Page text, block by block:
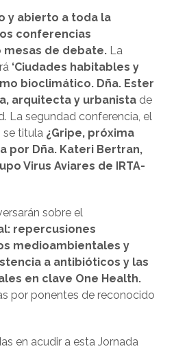
y abierto a toda la
conferencias
mesas de debate. La
‘Ciudades habitables y
bioclimático. Dña. Ester
arquitecta y urbanista de
La segundad conferencia, el
se titula ¿Gripe, próxima
por Dña. Kateri Bertran,
Virus Aviares de IRTA-
sobre el
repercusiones
medioambientales y
a antibióticos y las
en clave One Health.
por ponentes de reconocido
en acudir a esta Jornada